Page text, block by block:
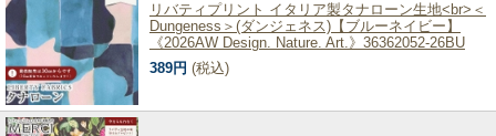
リバティプリント イタリア製タナローン生地<br>＜
Dungeness＞(ダンジェネス)【ブルーネイビー】
《2026AW Design. Nature. Art.》36362052-26BU
389円 (税込)